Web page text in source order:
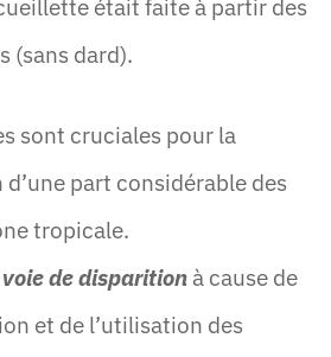
était faite à partir des
(sans dard).
sont cruciales pour la
part considérable des
tropicale.
de disparition à cause de
et de l’utilisation des